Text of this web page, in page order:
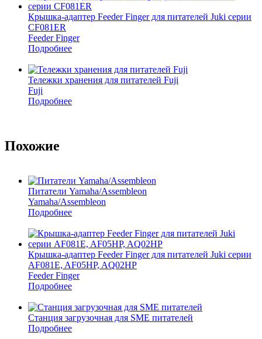
Крышка-адаптер Feeder Finger для питателей Juki серии
CF081ER
Feeder Finger
Подробнее
Тележки хранения для питателей Fuji
Fuji
Подробнее
Похожие
Питатели Yamaha/Assembleon
Yamaha/Assembleon
Подробнее
Крышка-адаптер Feeder Finger для питателей Juki серии
AF081E, AF05HP, AQ02HP
Feeder Finger
Подробнее
Станция загрузочная для SME питателей
Подробнее